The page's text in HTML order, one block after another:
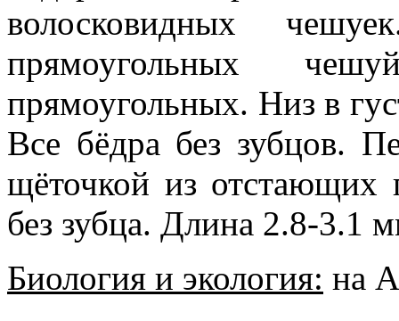
волосковидных
прямоугольных
прямоугольных. Низ в
Все бёдра без зубцов.
щёточкой из отстающих
без зубца. Длина 2.8-3.1
Биология и экология: на